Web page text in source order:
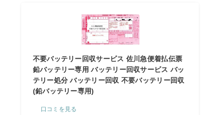
不要バッテリー回収サービス 佐川急便着払伝票
鉛バッテリー専用 バッテリー回収サービス バッ
テリー処分 バッテリー回収 不要バッテリー回収
(鉛バッテリー専用)
口コミを見る